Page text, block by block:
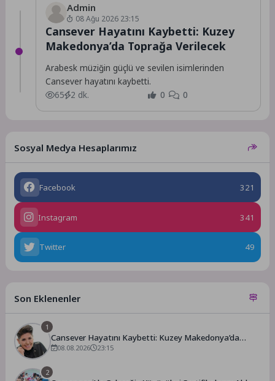
Admin
08 Ağu 2026 23:15
Cansever Hayatını Kaybetti: Kuzey
Makedonya’da Toprağa Verilecek
Arabesk müziğin güçlü ve sevilen isimlerinden
Cansever hayatını kaybetti.
65
2 dk. 0 0
Sosyal Medya Hesaplarımız
Facebook 321
Instagram 341
Twitter 49
Son Eklenenler
1
Cansever Hayatını Kaybetti: Kuzey Makedonya’da
Toprağa Verilecek
08.08.2026 23:15
2